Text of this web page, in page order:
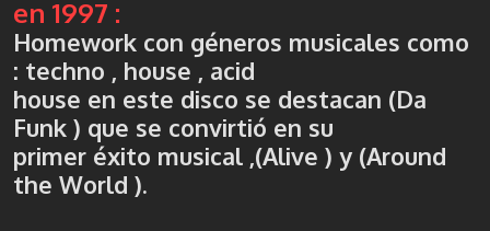
en 1997 :
Homework con géneros musicales como
: techno , house , acid
house en este disco se destacan (Da
Funk ) que se convirtió en su
primer éxito musical ,(Alive ) y (Around
the World ).